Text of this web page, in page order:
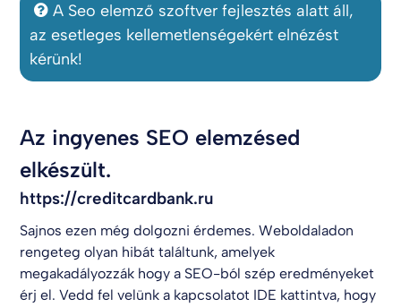
A Seo elemző szoftver fejlesztés alatt áll,
az esetleges kellemetlenségekért elnézést
kérünk!
Az ingyenes SEO elemzésed
elkészült.
https://creditcardbank.ru
Sajnos ezen még dolgozni érdemes. Weboldaladon
rengeteg olyan hibát találtunk, amelyek
megakadályozzák hogy a SEO-ból szép eredményeket
érj el. Vedd fel velünk a kapcsolatot IDE kattintva, hogy